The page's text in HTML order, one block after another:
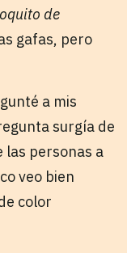
de
gafas, pero
a mis
surgía de
las personas a
veo bien
color